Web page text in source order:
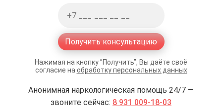
Получить консультацию
Нажимая на кнопку ”Получить”, Вы даёте своё
согласие на обработку персональных данных
Анонимная наркологическая помощь 24/7 —
звоните сейчас: 8 931 009-18-03